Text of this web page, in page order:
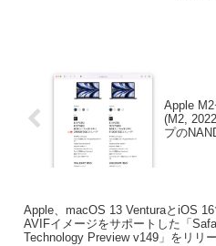
Apple
(M2,
プの
Apple、macOS 13 VenturaとiOS
AVIFイメージをサポートした「
Technology Preview v149」をリリー